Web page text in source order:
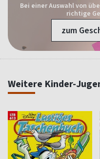
Bei einer Auswahl von
richtige
zum
Weitere Kinder-